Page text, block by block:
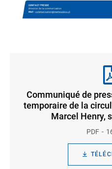
Communiqué de
temporaire de la
Marcel Henry,
PDF